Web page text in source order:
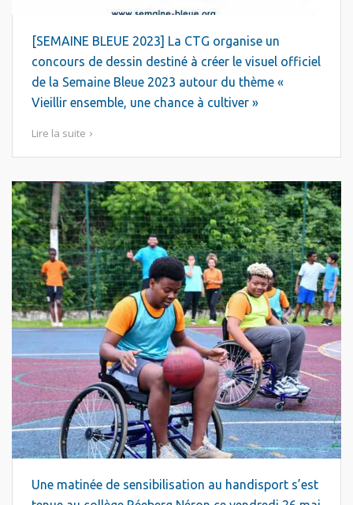
[SEMAINE BLEUE 2023] La CTG organise un
concours de dessin destiné à créer le visuel officiel
de la Semaine Bleue 2023 autour du thème «
Vieillir ensemble, une chance à cultiver »
Lire la suite
Une matinée de sensibilisation au handisport s’est